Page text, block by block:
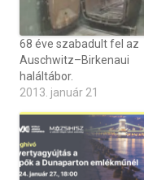
68 éve szabadult fel az
Auschwitz–Birkenaui
haláltábor.
2013. január 21